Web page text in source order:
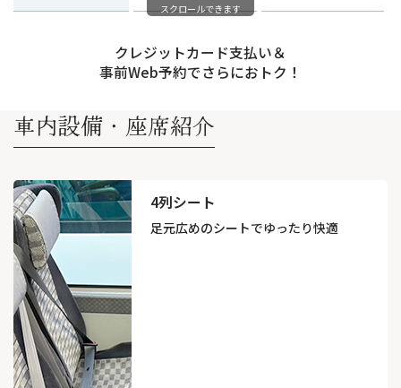
スクロールできます
クレジットカード支払い＆
事前Web予約でさらにおトク！
車内設備・座席紹介
4列シート
足元広めのシートでゆったり快適